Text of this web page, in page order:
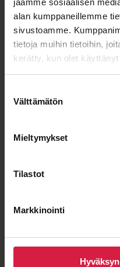
alan kumppaneillemme
sivustoamme.
tietoja muihin tietoihin,
kerätty, kun olet
valinta
Välttämätön
Mieltymykset
Tilastot
Markkinointi
Hyvä hinta-
Pitkäaikainen